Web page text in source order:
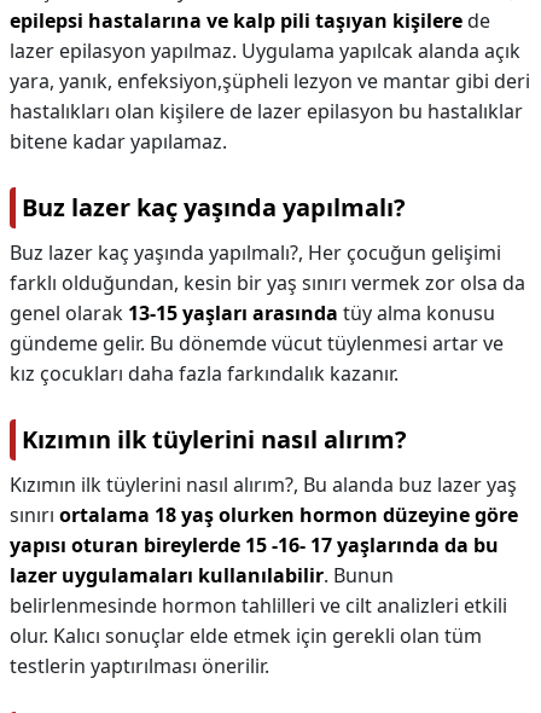
epilepsi hastalarına ve kalp pili taşıyan kişilerede
lazer epilasyon yapılmaz. Uygulama yapılcak alanda açık
yara, yanık, enfeksiyon,şüpheli lezyon ve mantar gibi deri
hastalıkları olan kişilere de lazer epilasyon bu hastalıklar
bitene kadar yapılamaz.
Buz lazer kaç yaşında yapılmalı?
Buz lazer kaç yaşında yapılmalı?, Her çocuğun gelişimi
farklı olduğundan, kesin bir yaş sınırı vermek zor olsa da
genel olarak 13-15 yaşları arasında tüy alma konusu
gündeme gelir. Bu dönemde vücut tüylenmesi artar ve
kız çocukları daha fazla farkındalık kazanır.
Kızımın ilk tüylerini nasıl alırım?
Kızımın ilk tüylerini nasıl alırım?, Bu alanda buz lazer yaş
sınırı ortalama 18 yaş olurken hormon düzeyine göre
yapısı oturan bireylerde 15 -16- 17 yaşlarında da bu
lazer uygulamaları kullanılabilir. Bunun
belirlenmesinde hormon tahlilleri ve cilt analizleri etkili
olur. Kalıcı sonuçlar elde etmek için gerekli olan tüm
testlerin yaptırılması önerilir.